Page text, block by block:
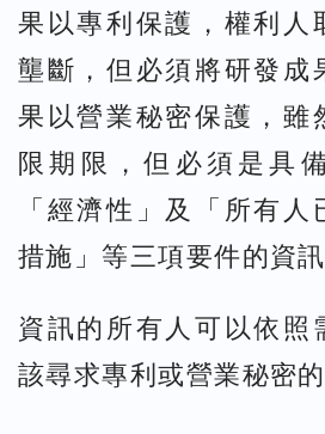
果以專利保護，權利人
壟斷，但必須將研發成
果以營業秘密保護，雖
限期限，但必須是具
「經濟性」及「所有
措施」等三項要件的資訊
資訊的所有人可以依照
該尋求專利或營業秘密的